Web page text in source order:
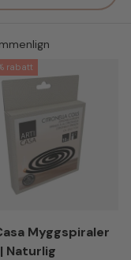
rabatt
Myggspiraler
Naturlig